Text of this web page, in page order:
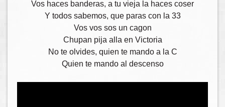
Vos haces banderas, a tu vieja la haces coser
Y todos sabemos, que paras con la 33
Vos vos sos un cagon
Chupan pija alla en Victoria
No te olvides, quien te mando a la C
Quien te mando al descenso